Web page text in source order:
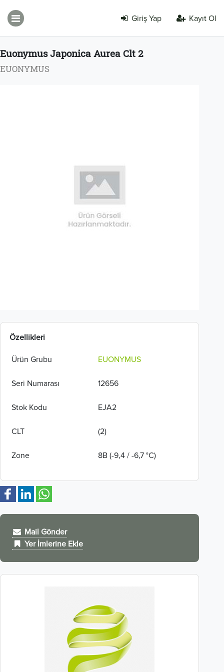
Giriş Yap Kayıt Ol
Euonymus Japonica Aurea Clt 2
EUONYMUS
Özellikleri
Ürün Grubu EUONYMUS
Seri Numarası 12656
Stok Kodu EJA2
CLT (2)
Zone 8B (-9,4 / -6,7 °C)
Mail Gönder
Yer İmlerine Ekle